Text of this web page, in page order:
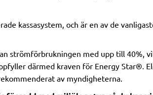
kassasystem, och är en av de
strömförbrukningen med upp till 40%,
därmed kraven för Energy Star®.
av myndigheterna.